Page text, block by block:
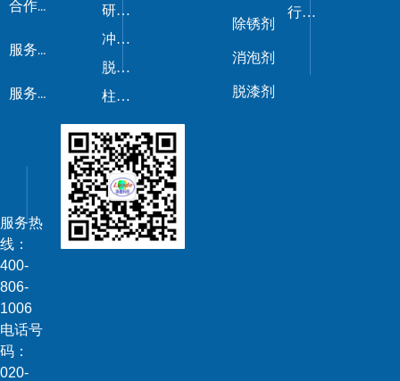
合作伙伴
服务流程
服务优势
研磨剂
冲压油
脱模剂
柱塞油
除锈剂
消泡剂
脱漆剂
行业动态
服务热
线：
400-
806-
1006
电话号
码：
020-